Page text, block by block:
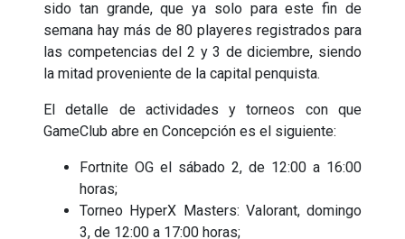
sido tan grande, que ya solo para este fin de
semana hay más de 80 playeres registrados para
las competencias del 2 y 3 de diciembre, siendo
la mitad proveniente de la capital penquista.
El detalle de actividades y torneos con que
GameClub abre en Concepción es el siguiente:
Fortnite OG el sábado 2, de 12:00 a 16:00
horas;
Torneo HyperX Masters: Valorant, domingo
3, de 12:00 a 17:00 horas;